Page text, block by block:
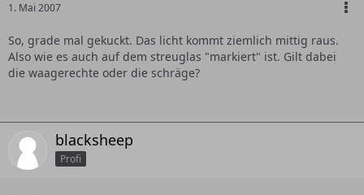
1. Mai 2007
So, grade mal gekuckt. Das licht kommt ziemlich mittig raus.
Also wie es auch auf dem streuglas "markiert" ist. Gilt dabei
die waagerechte oder die schräge?
blacksheep
Profi